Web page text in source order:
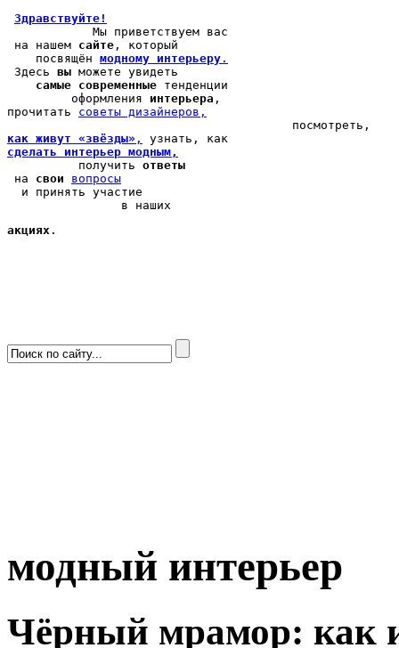
Здравствуйте!
            Мы
приветствуем вас
на нашем сайте , который
    посвящён
модному интерьеру .
Здесь вы можете увидеть
самые современные тенденции
         оформления
интерьера ,
прочитать cоветы дизайнеров,
как живут «звёзды» ,
сделать интерьер модным,
          получить
ответы
на свои
вопросы
  и принять участие
                в наших
акциях .
модный интерьер
Чёрный мрамор: как